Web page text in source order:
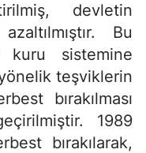
devletin
Bu
kuru sistemine
teşviklerin
bırakılması
1989
bırakılarak,